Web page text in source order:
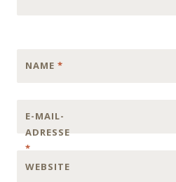
NAME *
E-MAIL-
ADRESSE
*
WEBSITE